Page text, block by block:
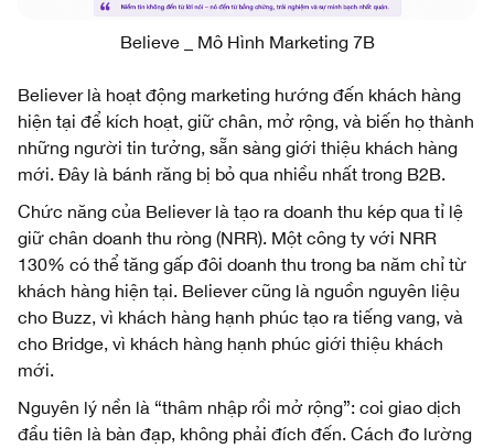
Believe _ Mô Hình Marketing 7B
Believer là hoạt động marketing hướng đến khách hàng
hiện tại để kích hoạt, giữ chân, mở rộng, và biến họ thành
những người tin tưởng, sẵn sàng giới thiệu khách hàng
mới. Đây là bánh răng bị bỏ qua nhiều nhất trong B2B.
Chức năng của Believer là tạo ra doanh thu kép qua tỉ lệ
giữ chân doanh thu ròng (NRR). Một công ty với NRR
130% có thể tăng gấp đôi doanh thu trong ba năm chỉ từ
khách hàng hiện tại. Believer cũng là nguồn nguyên liệu
cho Buzz, vì khách hàng hạnh phúc tạo ra tiếng vang, và
cho Bridge, vì khách hàng hạnh phúc giới thiệu khách
mới.
Nguyên lý nền là “thâm nhập rồi mở rộng”: coi giao dịch
đầu tiên là bàn đạp, không phải đích đến. Cách đo lường